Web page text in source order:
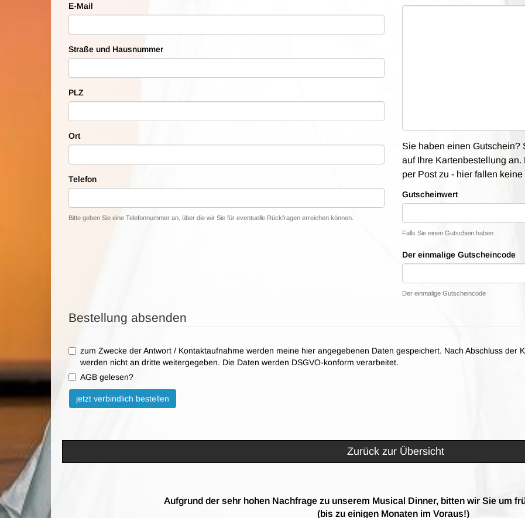
E-Mail
Straße und Hausnummer
PLZ
Ort
Telefon
Bitte geben Sie eine Telefonnummer an, über die wir Sie für eventuelle Rückfragen erreichen können.
Sie haben einen Gutschein?
auf Ihre Kartenbestellung
per Post zu - hier fallen
Gutscheinwert
Falls Sie einen Gutschein haben
Der einmalige Gutscheincode
Der einmalige Gutscheincode
Bestellung absenden
zum Zwecke der Antwort / Kontaktaufnahme werden meine hier angegebenen Daten gespeichert. Nach Abschluss der
werden nicht an dritte weitergegeben. Die Daten werden DSGVO-konform verarbeitet.
AGB gelesen?
Bitte nicht ausfüllen.
jetzt verbindlich bestellen
Zurück zur Übersicht
Aufgrund der sehr hohen Nachfrage zu unserem Musical Dinner, bitten wir Sie um
(bis zu einigen Monaten im Voraus!)